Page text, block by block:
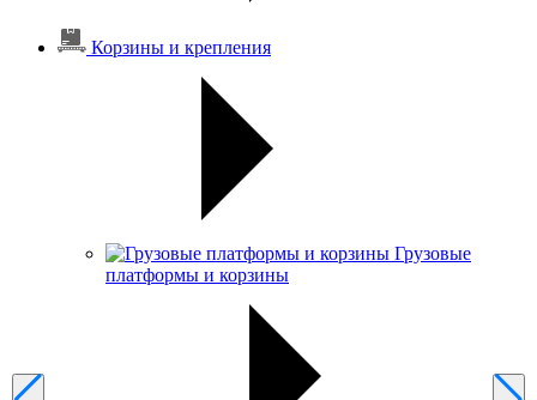
Корзины и крепления
Грузовые
платформы и корзины